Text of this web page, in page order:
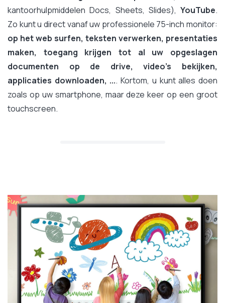
kantoorhulpmiddelen Docs, Sheets, Slides), YouTube.
Zo kunt u direct vanaf uw professionele 75-inch monitor:
op het web surfen, teksten verwerken, presentaties
maken, toegang krijgen tot al uw opgeslagen
documenten op de drive, video's bekijken,
applicaties downloaden, .... Kortom, u kunt alles doen
zoals op uw smartphone, maar deze keer op een groot
touchscreen.